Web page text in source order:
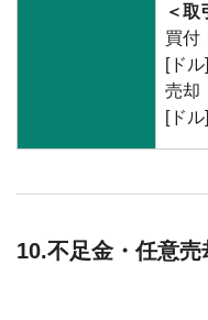
＜取
買付
[ド
売却
[ド
10.不足金・任意売